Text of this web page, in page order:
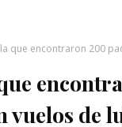
que encontraron 200
vuelos de